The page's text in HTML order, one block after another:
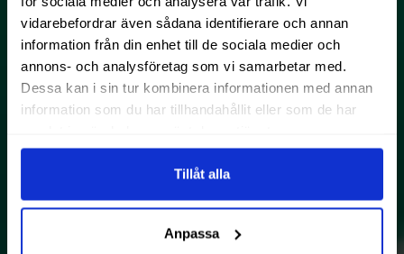
vidarebefordrar även sådana identifierare och annan
information från din enhet till de sociala medier och
annons- och analysföretag som vi samarbetar med.
Dessa kan i sin tur kombinera informationen med annan
information som du har tillhandahållit eller som de har
Tillåt alla
Anpassa